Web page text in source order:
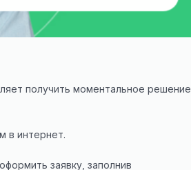
получить моментальное решение
в интернет.
заявку, заполнив